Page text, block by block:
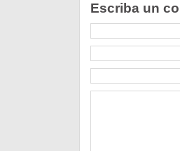
Escriba un